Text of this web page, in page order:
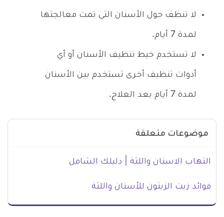
لا تنظف حول الأسنان التي تمت معالجتها
لمدة 7 أيام.
لا تستخدم خيط تنظيف الأسنان أو أي
أدوات تنظيف أخرى تستخدم بين الأسنان
لمدة 7 أيام بعد العلاج.
موضوعات متعلقة
التهاب الاسنان واللثة | دليلك الشامل
فوائد زيت الزيتون للأسنان واللثة